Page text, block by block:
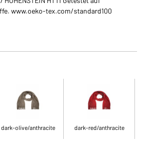
www.oeko-tex.com/standard100
dark-olive/anthracite dark-red/anthracite